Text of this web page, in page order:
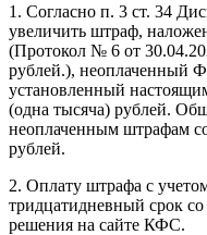
1. Согласно п. 3 ст. 34
увеличить штраф,
(Протокол № 6 от
рублей.), неоплаченный
установленный
(одна тысяча) рублей.
неоплаченным штрафам
рублей.
2. Оплату штрафа с
тридцатидневный срок
решения на сайте КФС.